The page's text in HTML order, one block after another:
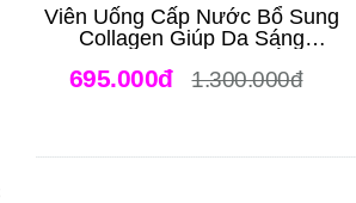
Viên Uống Cấp Nước Bổ Sung
Collagen Giúp Da Sáng
Innerb Aqua Rich
695.000đ 1.300.000đ